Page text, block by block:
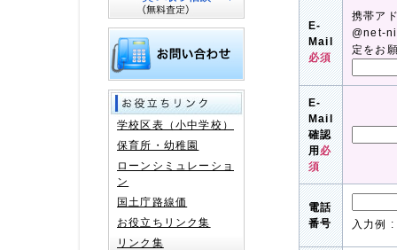
E-
Mail
必須
携帯ア
@net-
定をお
E-
Mail
確認
用必
須
電話
番号
入力例
学校区表（小中学校）
保育所・幼稚園
ローンシミュレーショ
ン
国土庁路線価
お役立ちリンク集
リンク集